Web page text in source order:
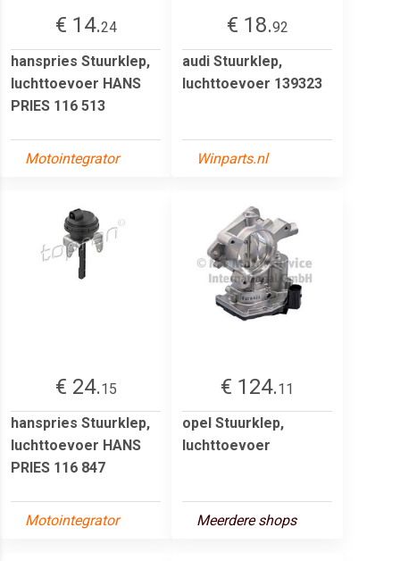
€ 14.24
hanspries Stuurklep,
luchttoevoer HANS
PRIES 116 513
Motointegrator
€ 18.92
audi Stuurklep,
luchttoevoer 139323
Winparts.nl
€ 24.15
hanspries Stuurklep,
luchttoevoer HANS
PRIES 116 847
Motointegrator
€ 124.11
opel Stuurklep,
luchttoevoer
Meerdere shops